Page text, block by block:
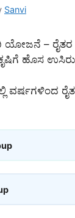
Sanvi
ಯೋಜನೆ – ರೈತರ
ಹೊಸ ಉಸಿರು
ವರ್ಷಗಳಿಂದ